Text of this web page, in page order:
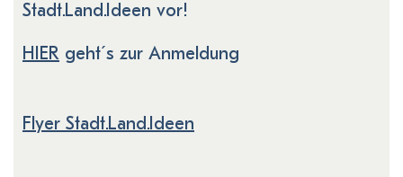
Stadt.Land.Ideen vor!
HIER geht´s zur Anmeldung
Flyer Stadt.Land.Ideen